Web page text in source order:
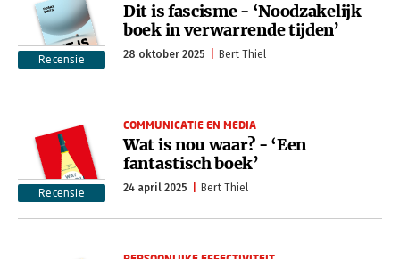
Recensie
Dit is fascisme - ‘Noodzakelijk
boek in verwarrende tijden’
28 oktober 2025 Bert Thiel
Recensie
COMMUNICATIE EN MEDIA
Wat is nou waar? - ‘Een
fantastisch boek’
24 april 2025 Bert Thiel